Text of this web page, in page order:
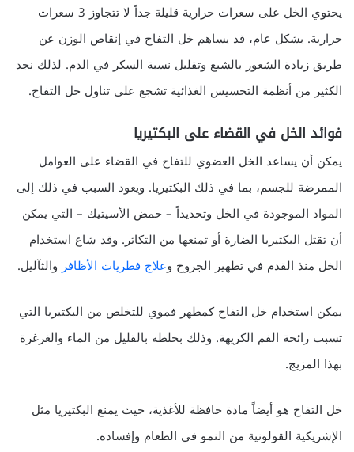
يحتوي الخل على سعرات حرارية قليلة جداً لا تتجاوز 3 سعرات
حرارية. بشكل عام، قد يساهم خل التفاح في إنقاص الوزن عن
طريق زيادة الشعور بالشبع وتقليل نسبة السكر في الدم. لذلك نجد
الكثير من أنظمة التخسيس الغذائية تشجع على تناول خل التفاح.
فوائد الخل في القضاء على البكتيريا
يمكن أن يساعد الخل العضوي للتفاح في القضاء على العوامل
الممرضة للجسم، بما في ذلك البكتيريا. ويعود السبب في ذلك إلى
المواد الموجودة في الخل وتحديداً – حمض الأسيتيك – التي يمكن
أن تقتل البكتيريا الضارة أو تمنعها من التكاثر. وقد شاع استخدام
الخل منذ القدم في تطهير الجروح وعلاج فطريات الأظافروالثآليل.
يمكن استخدام خل التفاح كمطهر فموي للتخلص من البكتيريا التي
تسبب رائحة الفم الكريهة. وذلك بخلطه بالقليل من الماء والغرغرة
بهذا المزيج.
خل التفاح هو أيضاً مادة حافظة للأغذية، حيث يمنع البكتيريا مثل
الإشريكية القولونية من النمو في الطعام وإفساده.